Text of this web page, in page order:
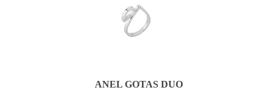
ANEL GOTAS DUO